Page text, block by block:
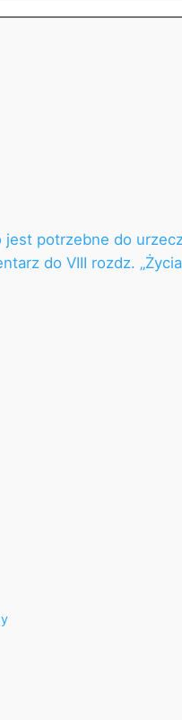
jest potrzebne do
do VIII rozdz.